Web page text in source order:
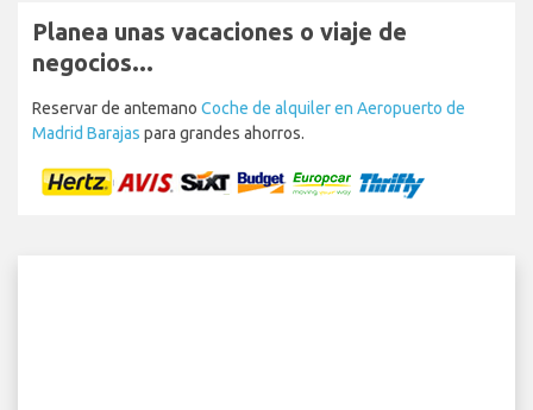
Planea unas vacaciones o viaje de
negocios...
Reservar de antemano Coche de alquiler en Aeropuerto de
Madrid Barajas para grandes ahorros.